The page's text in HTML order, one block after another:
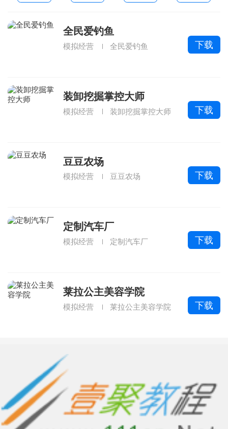
全民爱钓鱼
模拟经营 全民爱钓鱼 下载
装卸挖掘掌控大师
模拟经营 装卸挖掘掌控大师 下载
豆豆农场
模拟经营 豆豆农场 下载
定制汽车厂
模拟经营 定制汽车厂 下载
莱拉公主美容学院
模拟经营 莱拉公主美容学院 下载